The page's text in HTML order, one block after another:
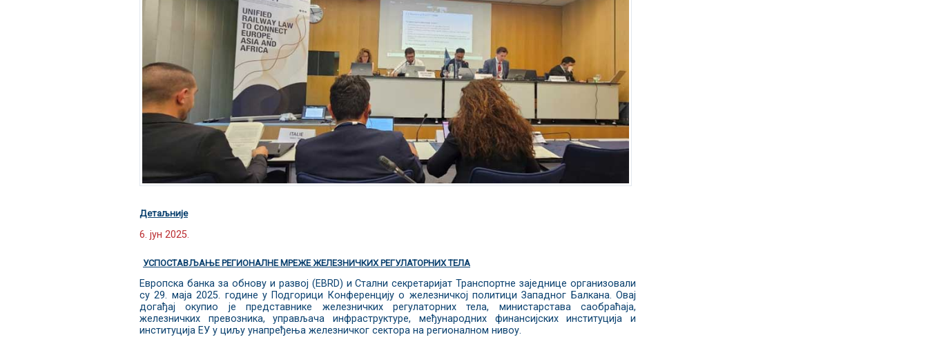
Детаљније
6. јун 2025.
УСПОСТАВЉАЊЕ РЕГИОНАЛНЕ МРЕЖЕ ЖЕЛЕЗНИЧКИХ РЕГУЛАТОРНИХ ТЕЛА
Европска банка за обнову и развој (EBRD) и Стални секретаријат Транспортне заједнице организовали
су 29. маја 2025. године у Подгорици Конференцију о железничкој политици Западног Балкана. Овај
догађај окупио је представнике железничких регулаторних тела, министарстава саобраћаја,
железничких превозника, управљача инфраструктуре, међународних финансијских институција и
институција ЕУ у циљу унапређења железничког сектора на регионалном нивоу.